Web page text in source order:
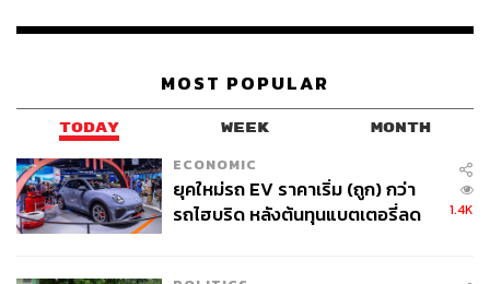
https://www.scmp.com/business/climate-and-energy/
s-first-supply-3d-wind-data-satellites
https://www.scmp.com/business/article/3249032/sust
ainability-china-proposes-first-standards-recycling-wi
nd-turbines-manage-imminent-surge-retired
TAGS: China Hong Kong การลงทุน
เศรษฐกิจจีน
MOST POPULAR
TODAY WEEK MONTH
ECONOMIC
ยุคใหม่รถ EV ราคาเริ่ม (ถูก) กว่า
รถไฮบริด หลังต้นทุนแบตเตอรี่ลด
1.4K